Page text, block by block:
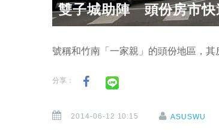
雙子城助陣 頭份房市快
號稱和竹南「一家親」的頭份地區，
分享：
2014-06-12 10:15 ASUSWU